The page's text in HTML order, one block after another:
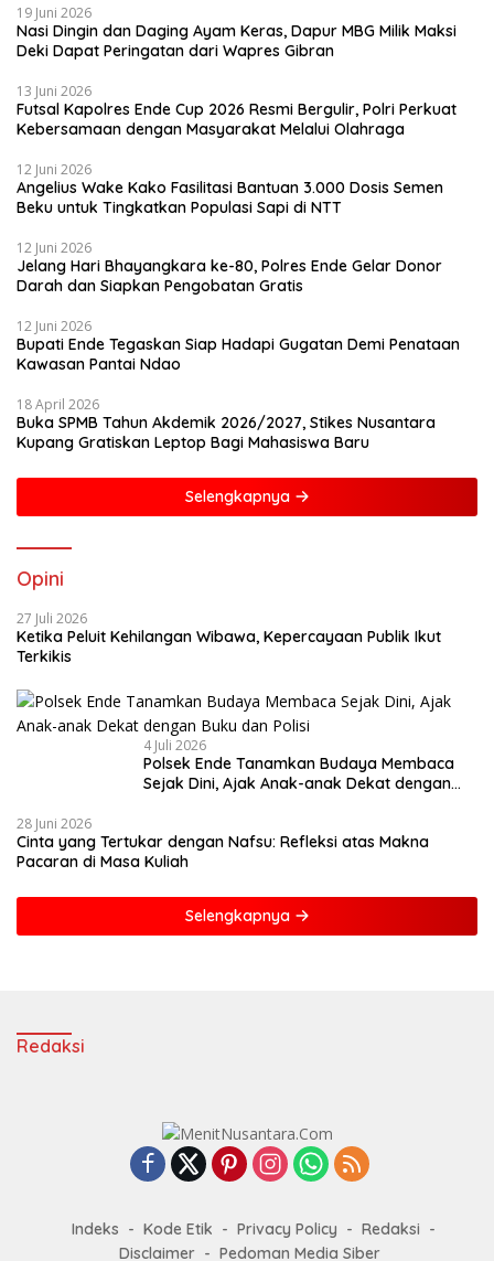
19 Juni 2026
Nasi Dingin dan Daging Ayam Keras, Dapur MBG Milik Maksi
Deki Dapat Peringatan dari Wapres Gibran
13 Juni 2026
Futsal Kapolres Ende Cup 2026 Resmi Bergulir, Polri Perkuat
Kebersamaan dengan Masyarakat Melalui Olahraga
12 Juni 2026
Angelius Wake Kako Fasilitasi Bantuan 3.000 Dosis Semen
Beku untuk Tingkatkan Populasi Sapi di NTT
12 Juni 2026
Jelang Hari Bhayangkara ke-80, Polres Ende Gelar Donor
Darah dan Siapkan Pengobatan Gratis
12 Juni 2026
Bupati Ende Tegaskan Siap Hadapi Gugatan Demi Penataan
Kawasan Pantai Ndao
18 April 2026
Buka SPMB Tahun Akdemik 2026/2027, Stikes Nusantara
Kupang Gratiskan Leptop Bagi Mahasiswa Baru
Selengkapnya
Opini
27 Juli 2026
Ketika Peluit Kehilangan Wibawa, Kepercayaan Publik Ikut
Terkikis
4 Juli 2026
Polsek Ende Tanamkan Budaya Membaca
Sejak Dini, Ajak Anak-anak Dekat dengan
28 Juni 2026
Cinta yang Tertukar dengan Nafsu: Refleksi atas Makna
Pacaran di Masa Kuliah
Selengkapnya
Redaksi
Indeks Kode Etik Privacy Policy
Redaksi
Disclaimer
Pedoman Media Siber